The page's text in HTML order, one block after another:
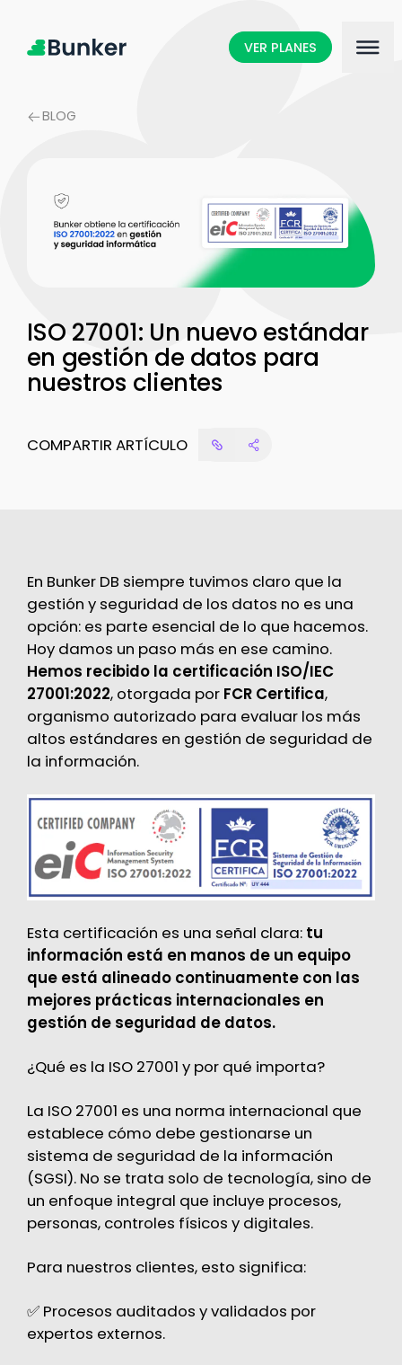
VER PLANES
BLOG
ISO 27001: Un nuevo estándar
en gestión de datos para
nuestros clientes
COMPARTIR ARTÍCULO
En Bunker DB siempre tuvimos claro que la
gestión y seguridad de los datos no es una
opción: es parte esencial de lo que hacemos.
Hoy damos un paso más en ese camino.
Hemos recibido la certificación ISO/IEC
27001:2022, otorgada por FCR Certifica,
organismo autorizado para evaluar los más
altos estándares en gestión de seguridad de
la información.
Esta certificación es una señal clara: tu
información está en manos de un equipo
que está alineado continuamente con las
mejores prácticas internacionales en
gestión de seguridad de datos.
¿Qué es la ISO 27001 y por qué importa?
La ISO 27001 es una norma internacional que
establece cómo debe gestionarse un
sistema de seguridad de la información
(SGSI). No se trata solo de tecnología, sino de
un enfoque integral que incluye procesos,
personas, controles físicos y digitales.
Para nuestros clientes, esto significa:
✅ Procesos auditados y validados por
expertos externos.